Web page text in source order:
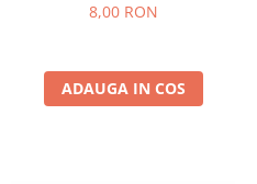
8,00 RON
ADAUGA IN COS